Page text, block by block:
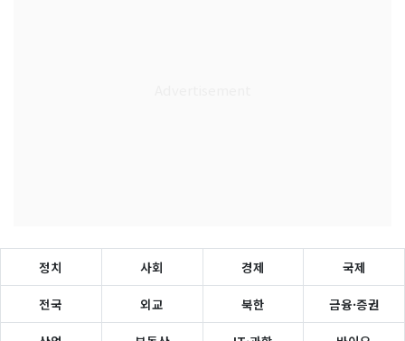
정치 사회 경제 국제
전국 외교 북한 금융·증권